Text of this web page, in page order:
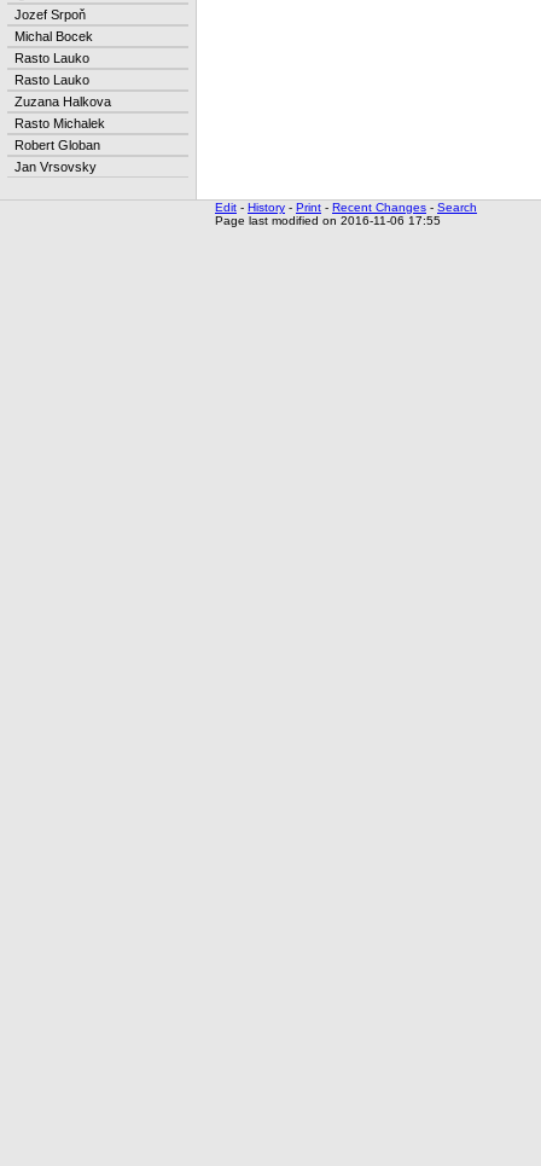
Jozef Srpoň
Michal Bocek
Rasto Lauko
Rasto Lauko
Zuzana Halkova
Rasto Michalek
Robert Globan
Jan Vrsovsky
Edit - History - Print - Recent Changes - Search
Page last modified on 2016-11-06 17:55